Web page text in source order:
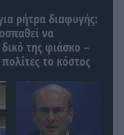
ρήτρα διαφυγής:
να
της φιάσκο –
το κόστος